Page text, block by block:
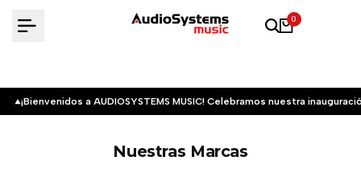
0
¡Bienvenidos a AUDIOSYSTEMS MUSIC! Celebramos nuestra
Nuestras Marcas